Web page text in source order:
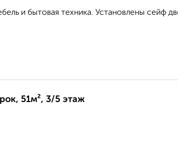
и бытовая техника. Установлены сейф
51м², 3/5 этаж